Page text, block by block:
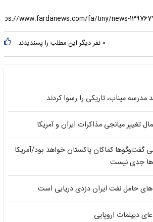
۰ نفر دیگر این مطلب را پسندیدند
مدرسه میناب، تاریکی را رسوا کردند
تغییر میانجی مذاکرات ایران و آمریکا
گفت‌وگوها کماکان پاکستان خواهد بود/آمریکا
جدی نیست
حامل نفت ایران دزدی دریایی است
دیپلمات اروپایی